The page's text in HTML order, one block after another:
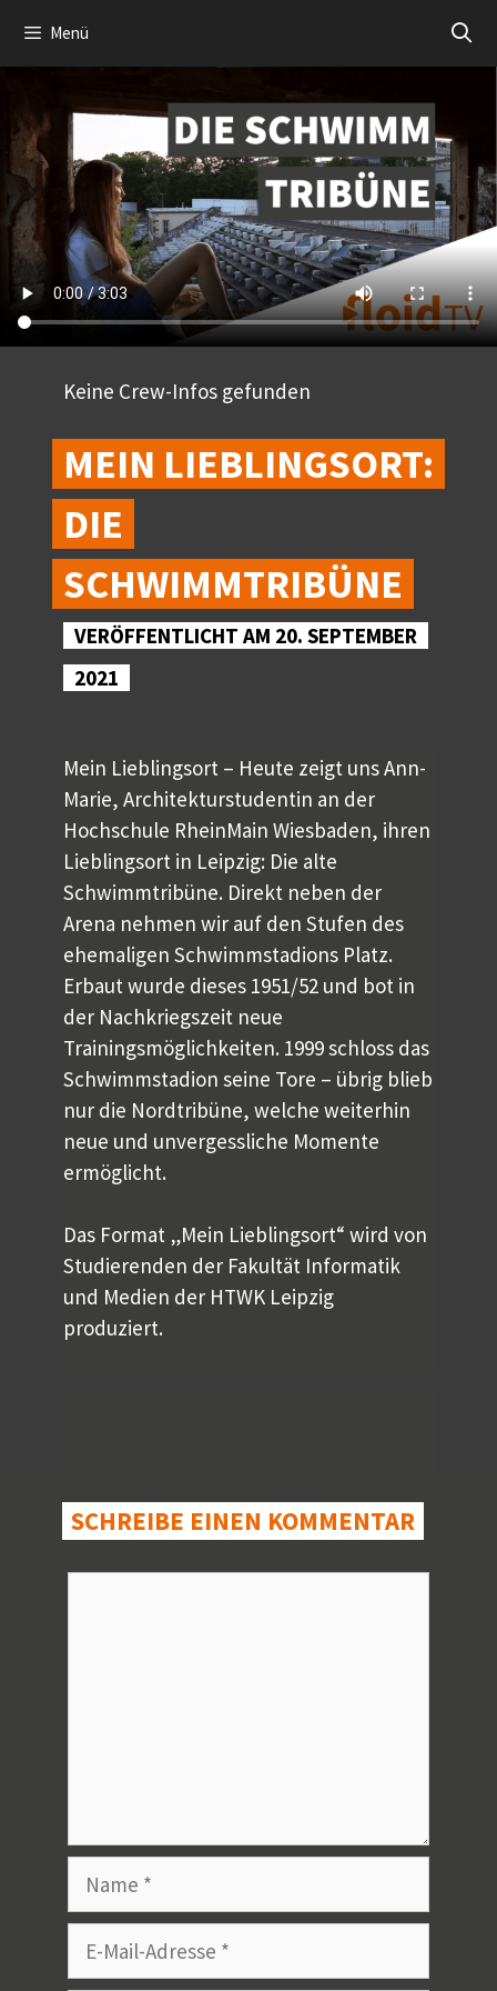
InhaltMenü
Keine Crew-Infos gefunden
MEIN LIEBLINGSORT:
DIE
SCHWIMMTRIBÜNE
VERÖFFENTLICHT AM 20. SEPTEMBER
2021
Mein Lieblingsort – Heute zeigt uns Ann-
Marie, Architekturstudentin an der
Hochschule RheinMain Wiesbaden, ihren
Lieblingsort in Leipzig: Die alte
Schwimmtribüne. Direkt neben der
Arena nehmen wir auf den Stufen des
ehemaligen Schwimmstadions Platz.
Erbaut wurde dieses 1951/52 und bot in
der Nachkriegszeit neue
Trainingsmöglichkeiten. 1999 schloss das
Schwimmstadion seine Tore – übrig blieb
nur die Nordtribüne, welche weiterhin
neue und unvergessliche Momente
ermöglicht.
Das Format „Mein Lieblingsort“ wird von
Studierenden der Fakultät Informatik
und Medien der HTWK Leipzig
produziert.
SCHREIBE EINEN KOMMENTAR
Name